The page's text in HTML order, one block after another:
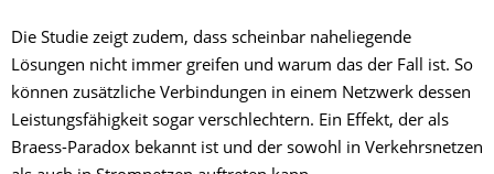
Die Studie zeigt zudem, dass scheinbar naheliegende
Lösungen nicht immer greifen und warum das der Fall ist. So
können zusätzliche Verbindungen in einem Netzwerk dessen
Leistungsfähigkeit sogar verschlechtern. Ein Effekt, der als
Braess-Paradox bekannt ist und der sowohl in Verkehrsnetzen